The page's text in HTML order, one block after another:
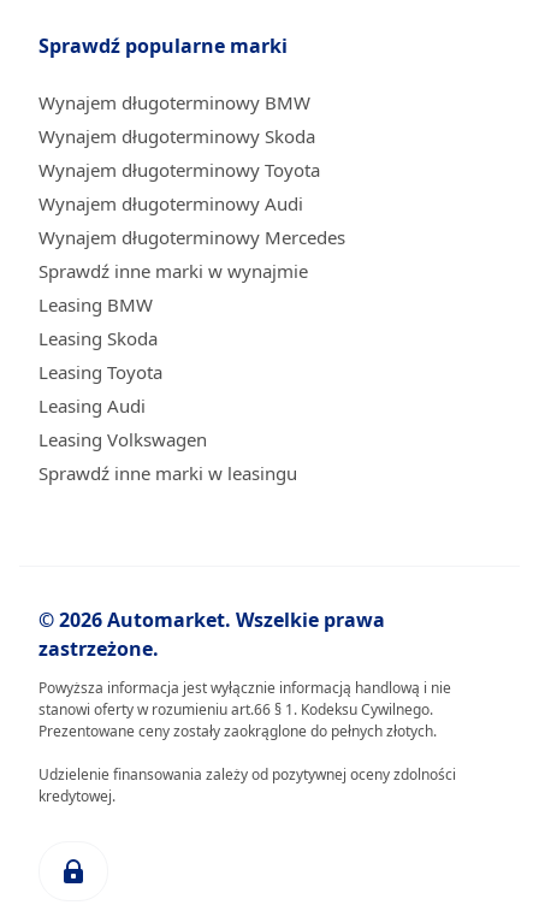
Sprawdź popularne marki
Wynajem długoterminowy BMW
Wynajem długoterminowy Skoda
Wynajem długoterminowy Toyota
Wynajem długoterminowy Audi
Wynajem długoterminowy Mercedes
Sprawdź inne marki w wynajmie
Leasing BMW
Leasing Skoda
Leasing Toyota
Leasing Audi
Leasing Volkswagen
Sprawdź inne marki w leasingu
© 2026 Automarket. Wszelkie prawa
zastrzeżone.
Powyższa informacja jest wyłącznie informacją handlową i nie
stanowi oferty w rozumieniu art.66 § 1. Kodeksu Cywilnego.
Prezentowane ceny zostały zaokrąglone do pełnych złotych.
Udzielenie finansowania zależy od pozytywnej oceny zdolności
kredytowej.